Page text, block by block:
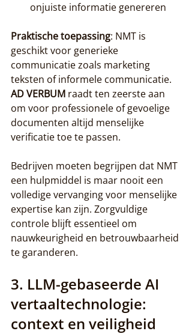
onjuiste informatie genereren
Praktische toepassing: NMT is
geschikt voor generieke
communicatie zoals marketing
teksten of informele communicatie.
AD VERBUM raadt ten zeerste aan
om voor professionele of gevoelige
documenten altijd menselijke
verificatie toe te passen.
Bedrijven moeten begrijpen dat NMT
een hulpmiddel is maar nooit een
volledige vervanging voor menselijke
expertise kan zijn. Zorgvuldige
controle blijft essentieel om
nauwkeurigheid en betrouwbaarheid
te garanderen.
3. LLM-gebaseerde AI
vertaaltechnologie:
context en veiligheid